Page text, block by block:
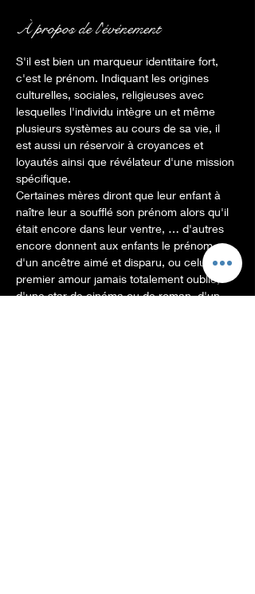
À propos de l'événement
S'il est bien un marqueur identitaire fort,
c'est le prénom. Indiquant les origines
culturelles, sociales, religieuses avec
lesquelles l'individu intègre un et même
plusieurs systèmes au cours de sa vie, il
est aussi un réservoir à croyances et
loyautés ainsi que révélateur d'une mission
spécifique.
Certaines mères diront que leur enfant à
naître leur a soufflé son prénom alors qu'il
était encore dans leur ventre, … d'autres
encore donnent aux enfants le prénom
d'un ancêtre aimé et disparu, ou celui d'un
premier amour jamais totalement oublié,
d'une star de cinéma ou de roman, d'un